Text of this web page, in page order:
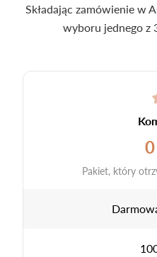
Składając zamówienie w
wyboru jednego z
Pakiet, który